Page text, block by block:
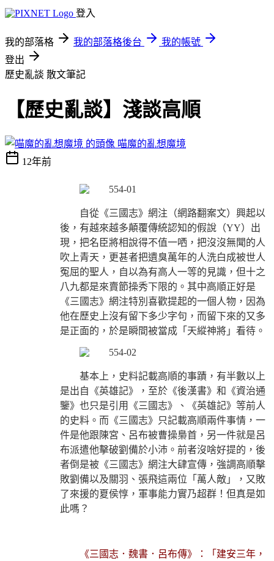
登入
我的部落格 我的部落格後台
我的帳號
登出
歷史亂談 散文筆記
【歷史亂談】淺談高順
喵魔的亂想魔境
12年前
自從《三國志》網注（網路翻案文）興起以
後，有越來越多顛覆傳統認知的假說（YY）出
現，把名臣將相說得不值一哂，把沒沒無聞的人
吹上青天，更甚者把遺臭萬年的人洗白成被世人
冤屈的聖人，自以為有高人一等的見識，但十之
八九都是來賣節操秀下限的。其中高順正好是
《三國志》網注特別喜歡提起的一個人物，因為
他在歷史上沒有留下多少字句，而留下來的又多
是正面的，於是瞬間被當成「天縱神將」看待。
基本上，史料記載高順的事蹟，有半數以上
是出自《英雄記》，至於《後漢書》和《資治通
鑒》也只是引用《三國志》、《英雄記》等前人
的史料。而《三國志》只記載高順兩件事情，一
件是他跟陳宮、呂布被曹操梟首，另一件就是呂
布派遣他擊破劉備於小沛。前者沒啥好提的，後
者倒是被《三國志》網注大肆宣傳，強調高順擊
敗劉備以及關羽、張飛這兩位「萬人敵」，又敗
了來援的夏侯惇，軍事能力實乃超群！但真是如
此嗎？
《三國志．魏書．呂布傳》：「建安三年，